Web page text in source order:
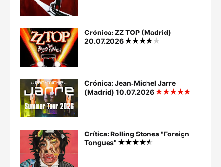
Crónica: ZZ TOP (Madrid)
20.07.2026
Crónica: Jean‐Michel Jarre
(Madrid) 10.07.2026
Crítica: Rolling Stones "Foreign
Tongues"